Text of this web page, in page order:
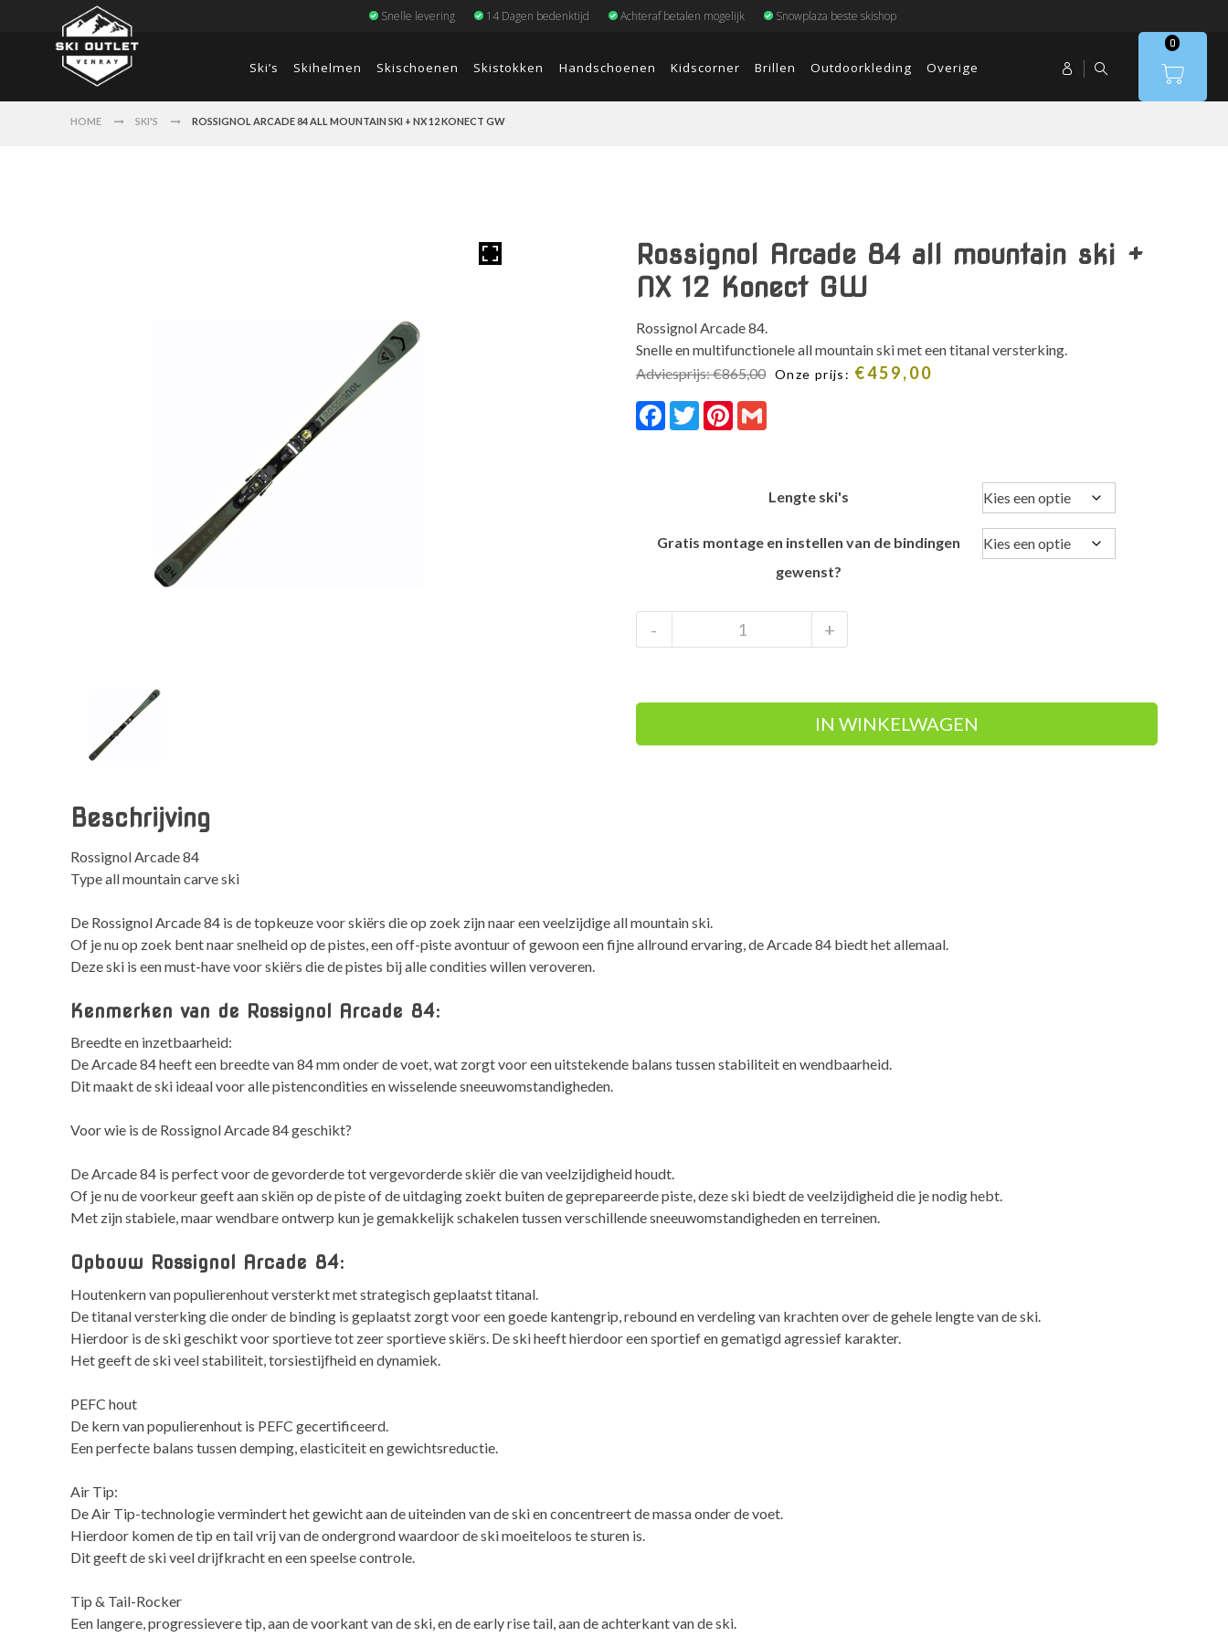
Snelle levering 14 Dagen bedenktijd Achteraf betalen mogelijk Snowplaza beste skishop
Ski’s Skihelmen Skischoenen Skistokken Handschoenen Kidscorner Brillen Outdoorkleding Overige
0
HOME SKI'S ROSSIGNOL ARCADE 84 ALL MOUNTAIN SKI + NX 12 KONECT GW
Rossignol Arcade 84 all mountain ski +
NX 12 Konect GW
Rossignol Arcade 84.
Snelle en multifunctionele all mountain ski met een titanal versterking.
Adviesprijs:€865,00 Onze prijs: €459,00
Facebook
TwitterPinterestGmail
Lengte ski's
Gratis montage en instellen van de bindingen
gewenst?
Arcade
mountain
+
-
IN WINKELWAGEN
Beschrijving
Rossignol Arcade 84
Type all mountain carve ski
De Rossignol Arcade 84 is de topkeuze voor skiërs die op zoek zijn naar een veelzijdige all mountain ski.
Of je nu op zoek bent naar snelheid op de pistes, een off-piste avontuur of gewoon een fijne allround ervaring, de Arcade 84 biedt het allemaal.
Deze ski is een must-have voor skiërs die de pistes bij alle condities willen veroveren.
Kenmerken van de Rossignol Arcade 84:
Breedte en inzetbaarheid:
De Arcade 84 heeft een breedte van 84 mm onder de voet, wat zorgt voor een uitstekende balans tussen stabiliteit en wendbaarheid.
Dit maakt de ski ideaal voor alle pistencondities en wisselende sneeuwomstandigheden.
Voor wie is de Rossignol Arcade 84 geschikt?
De Arcade 84 is perfect voor de gevorderde tot vergevorderde skiër die van veelzijdigheid houdt.
Of je nu de voorkeur geeft aan skiën op de piste of de uitdaging zoekt buiten de geprepareerde piste, deze ski biedt de veelzijdigheid die je nodig hebt.
Met zijn stabiele, maar wendbare ontwerp kun je gemakkelijk schakelen tussen verschillende sneeuwomstandigheden en terreinen.
Opbouw Rossignol Arcade 84:
Houtenkern van populierenhout versterkt met strategisch geplaatst titanal.
De titanal versterking die onder de binding is geplaatst zorgt voor een goede kantengrip, rebound en verdeling van krachten over de gehele lengte van de ski.
Hierdoor is de ski geschikt voor sportieve tot zeer sportieve skiërs. De ski heeft hierdoor een sportief en gematigd agressief karakter.
Het geeft de ski veel stabiliteit, torsiestijfheid en dynamiek.
PEFC hout
De kern van populierenhout is PEFC gecertificeerd.
Een perfecte balans tussen demping, elasticiteit en gewichtsreductie.
Air Tip:
De Air Tip-technologie vermindert het gewicht aan de uiteinden van de ski en concentreert de massa onder de voet.
Hierdoor komen de tip en tail vrij van de ondergrond waardoor de ski moeiteloos te sturen is.
Dit geeft de ski veel drijfkracht en een speelse controle.
Tip & Tail-Rocker
Een langere, progressievere tip, aan de voorkant van de ski, en de early rise tail, aan de achterkant van de ski.